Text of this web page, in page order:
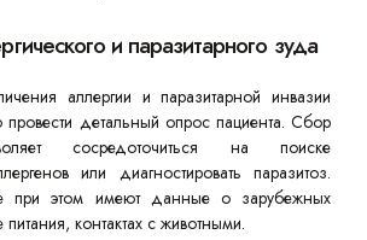
и паразитарного зуда
аллергии и паразитарной инвазии
детальный опрос пациента. Сбор
сосредоточиться на поиске
или диагностировать паразитоз.
при этом имеют данные о зарубежных
контактах с животными.